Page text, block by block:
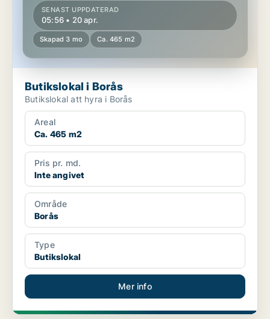
SENAST UPPDATERAD
05:56 • 20 apr.
Skapad 3 mo Ca. 465 m2
Butikslokal i Borås
Butikslokal att hyra i Borås
Areal
Ca. 465 m2
Pris pr. md.
Inte angivet
Område
Borås
Type
Butikslokal
Mer info